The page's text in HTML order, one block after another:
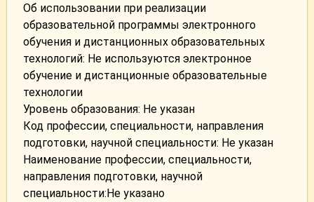
Об использовании при реализации
образовательной программы электронного
обучения и дистанционных образовательных
технологий: Не используются электронное
обучение и дистанционные образовательные
технологии
Уровень образования: Не указан
Код профессии, специальности, направления
подготовки, научной специальности: Не указан
Наименование профессии, специальности,
направления подготовки, научной
специальности:Не указано